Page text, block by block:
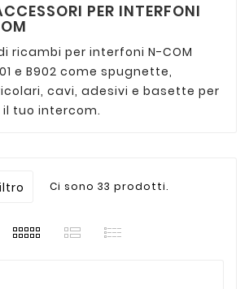
PER INTERFONI
ricambi per interfoni N-COM
e B902 come spugnette,
cavi, adesivi e basette per
tuo intercom.
Ci sono 33 prodotti.